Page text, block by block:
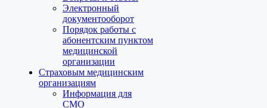
Электронный
документооборот
Порядок работы с
абонентским пунктом
медицинской
организации
Страховым медицинским
организациям
Информация для
СМО